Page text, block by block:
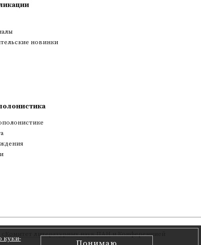
куки-
новинки
Комитет литературных наук ПАНи Конференцией